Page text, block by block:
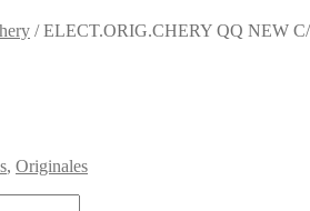
/ELECT.ORIG.CHERY QQ NEW
, Originales